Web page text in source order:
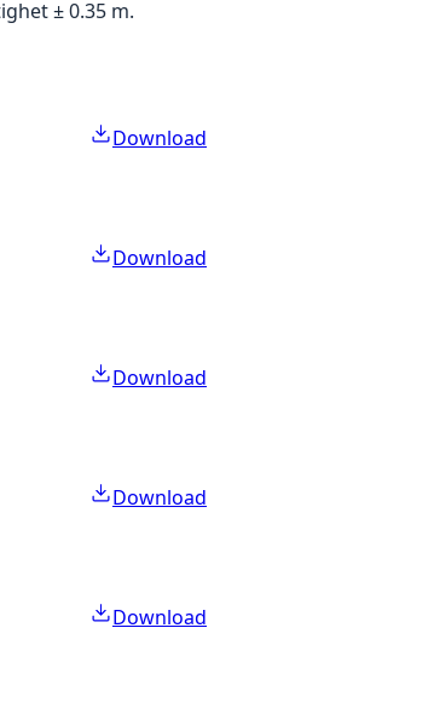
± 0.35 m.
Download
Download
Download
Download
Download